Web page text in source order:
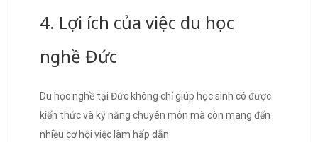
4. Lợi ích của việc du học
nghề Đức
Du học nghề tại Đức không chỉ giúp học sinh có được
kiến thức và kỹ năng chuyên môn mà còn mang đến
nhiều cơ hội việc làm hấp dẫn.